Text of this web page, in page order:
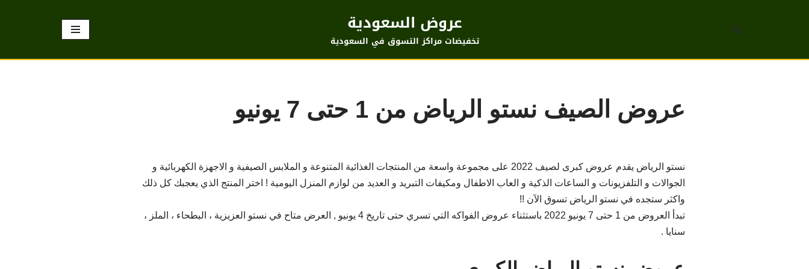
عروض السعودية
تخفيضات مراكز التسوق في السعودية
عروض الصيف نستو الرياض من 1 حتى 7 يونيو
نستو الرياض يقدم عروض كبرى لصيف 2022 على مجموعة واسعة من المنتجات الغذائية المتنوعة و الملابس الصيفية و الاجهزة الكهربائية و
الجوالات و التلفزيونات و الساعات الذكية و العاب الاطفال ومكيفات التبريد و العديد من لوازم المنزل اليومية ! اختر المنتج الذي يعجبك كل ذلك
واكثر ستجده في نستو الرياض تسوق الآن !!
تبدأ العروض من 1 حتى 7 يونيو 2022 باستثناء عروض الفواكه التي تسري حتى تاريخ 4 يونيو , العرض متاح في نستو العزيزية ، البطحاء ، الملز ،
سنايا .